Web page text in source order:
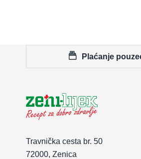
Plaćanje
Travnička cesta br. 50
72000, Zenica